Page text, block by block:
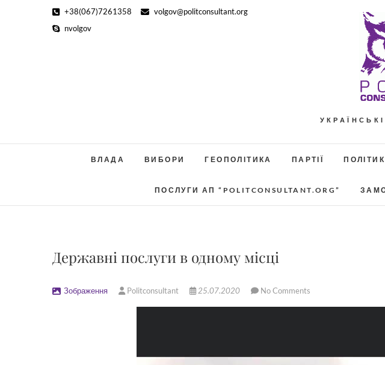
+38(067)7261358
volgov@politconsultant.org
nvolgov
ВЛАДА ВИБОРИ ГЕОПОЛІТИКА ПАРТІЇ
ПОСЛУГИ АП “POLITCONSULTANT.ORG”
Державні послуги в одному місці
Зображення Politconsultant 25.07.2020 No Comments